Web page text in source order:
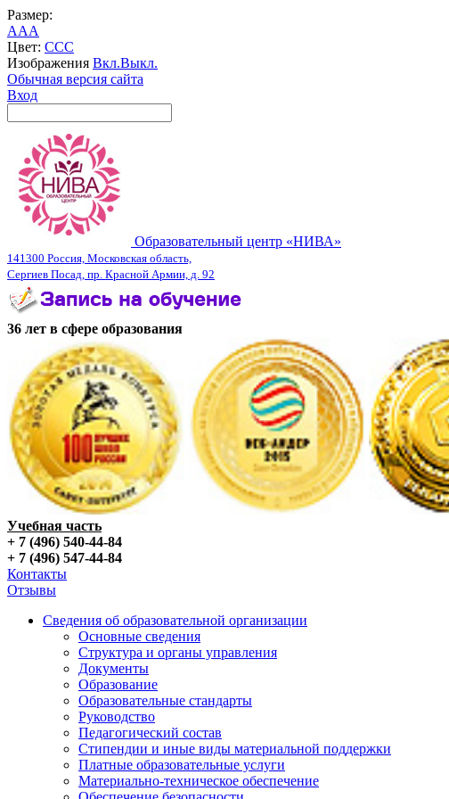
Размер:
AAA
Цвет: CCC
Изображения Вкл.Выкл.
Обычная версия сайта
Вход
Образовательный центр «НИВА»
141300 Россия, Московская область,
Сергиев Посад, пр. Красной Армии, д. 92
36 лет в сфере образования
Учебная часть
+ 7 (496) 540-44-84
+ 7 (496) 547-44-84
Контакты
Отзывы
Сведения об образовательной организации
Основные сведения
Структура и органы управления
Документы
Образование
Образовательные стандарты
Руководство
Педагогический состав
Стипендии и иные виды материальной поддержки
Платные образовательные услуги
Материально-техническое обеспечение